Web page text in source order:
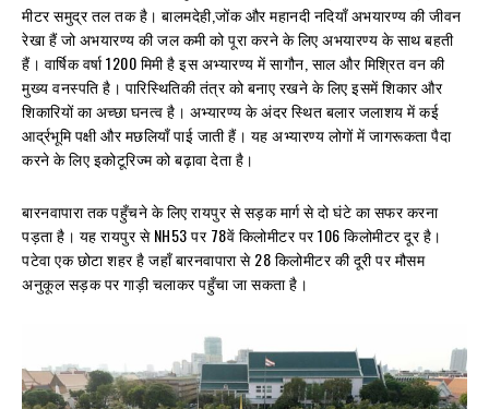
मीटर समुद्र तल तक है। बालमदेही,जोंक और महानदी नदियाँ अभयारण्य की जीवन
रेखा हैं जो अभयारण्य की जल कमी को पूरा करने के लिए अभयारण्य के साथ बहती
हैं। वार्षिक वर्षा 1200 मिमी है इस अभ्यारण्य में सागौन, साल और मिश्रित वन की
मुख्य वनस्पति है। पारिस्थितिकी तंत्र को बनाए रखने के लिए इसमें शिकार और
शिकारियों का अच्छा घनत्व है। अभ्यारण्य के अंदर स्थित बलार जलाशय में कई
आर्द्रभूमि पक्षी और मछलियाँ पाई जाती हैं। यह अभ्यारण्य लोगों में जागरूकता पैदा
करने के लिए इकोटूरिज्म को बढ़ावा देता है।
बारनवापारा तक पहुँचने के लिए रायपुर से सड़क मार्ग से दो घंटे का सफर करना
पड़ता है। यह रायपुर से NH53 पर 78वें किलोमीटर पर 106 किलोमीटर दूर है।
पटेवा एक छोटा शहर है जहाँ बारनवापारा से 28 किलोमीटर की दूरी पर मौसम
अनुकूल सड़क पर गाड़ी चलाकर पहुँचा जा सकता है।